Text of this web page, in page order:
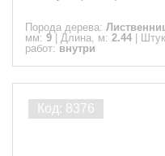
Порода дерева:
мм: 9 Длина, м: 2.44
работ: внутри